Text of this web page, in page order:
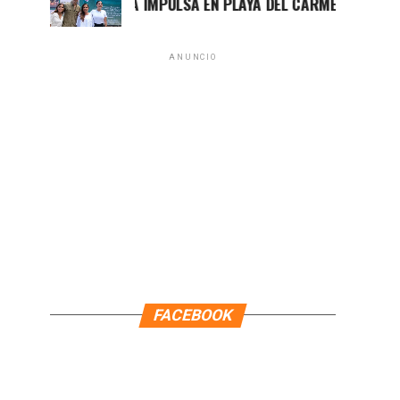
ANUNCIO
FACEBOOK